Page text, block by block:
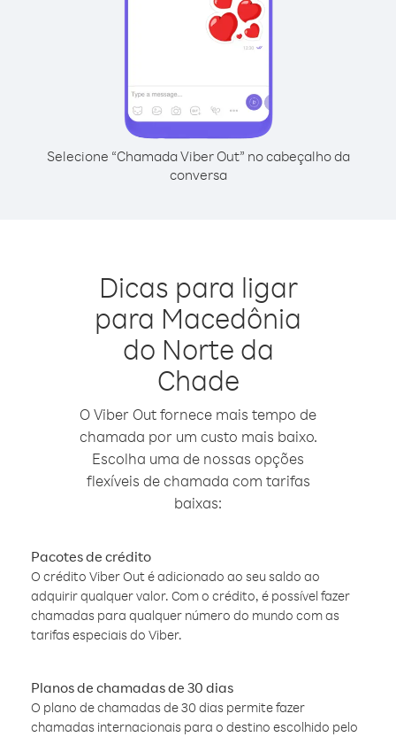
Selecione “Chamada Viber Out” no cabeçalho da
conversa
Dicas para ligar
para Macedônia
do Norte da
Chade
O Viber Out fornece mais tempo de
chamada por um custo mais baixo.
Escolha uma de nossas opções
flexíveis de chamada com tarifas
baixas:
Pacotes de crédito
O crédito Viber Out é adicionado ao seu saldo ao
adquirir qualquer valor. Com o crédito, é possível fazer
chamadas para qualquer número do mundo com as
tarifas especiais do Viber.
Planos de chamadas de 30 dias
O plano de chamadas de 30 dias permite fazer
chamadas internacionais para o destino escolhido pelo